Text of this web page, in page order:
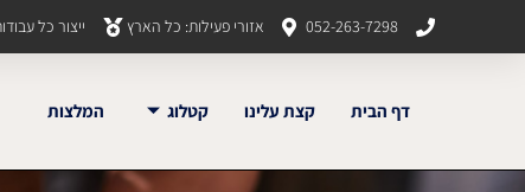
052-263-7298 אזורי פעילות: כל הארץ ייצור כל
דף הבית קצת עלינו קטלוג המלצות